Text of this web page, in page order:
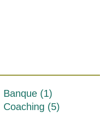
Banque (1)
Coaching (5)